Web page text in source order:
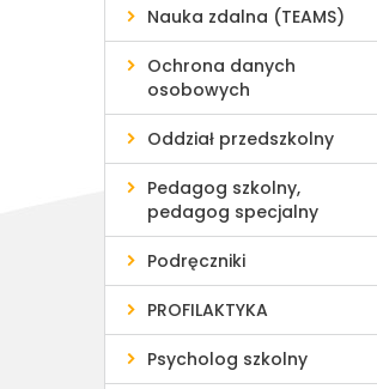
Nauka zdalna (TEAMS)
Ochrona danych
osobowych
Oddział przedszkolny
Pedagog szkolny,
pedagog specjalny
Podręczniki
PROFILAKTYKA
Psycholog szkolny